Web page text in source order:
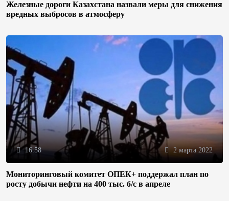
Железные дороги Казахстана назвали меры для снижения
вредных выбросов в атмосферу
16:58 2 марта 2022
Мониторинговый комитет ОПЕК+ поддержал план по
росту добычи нефти на 400 тыс. б/с в апреле